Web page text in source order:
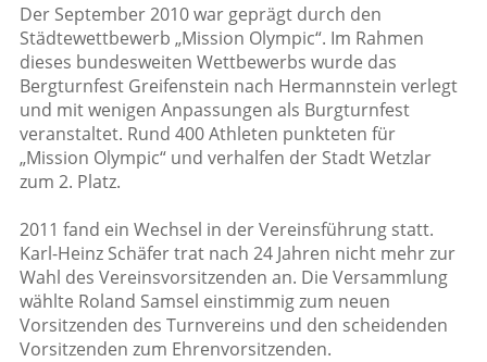
Der September 2010 war geprägt durch den
Städtewettbewerb „Mission Olympic“. Im Rahmen
dieses bundesweiten Wettbewerbs wurde das
Bergturnfest Greifenstein nach Hermannstein verlegt
und mit wenigen Anpassungen als Burgturnfest
veranstaltet. Rund 400 Athleten punkteten für
„Mission Olympic“ und verhalfen der Stadt Wetzlar
zum 2. Platz.
2011 fand ein Wechsel in der Vereinsführung statt.
Karl-Heinz Schäfer trat nach 24 Jahren nicht mehr zur
Wahl des Vereinsvorsitzenden an. Die Versammlung
wählte Roland Samsel einstimmig zum neuen
Vorsitzenden des Turnvereins und den scheidenden
Vorsitzenden zum Ehrenvorsitzenden.